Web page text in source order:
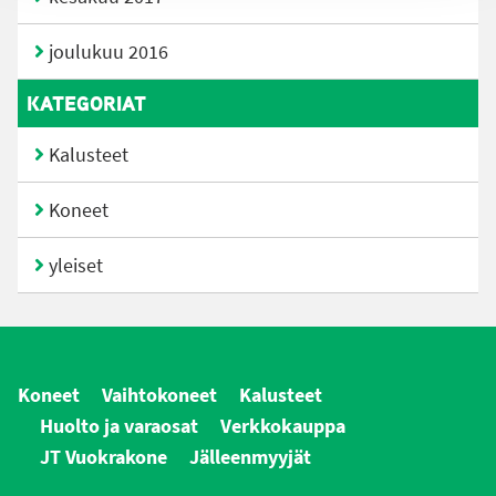
joulukuu 2016
KATEGORIAT
Kalusteet
Koneet
yleiset
Koneet Vaihtokoneet
Kalusteet
Huolto ja varaosat
Verkkokauppa
JT Vuokrakone
Jälleenmyyjät